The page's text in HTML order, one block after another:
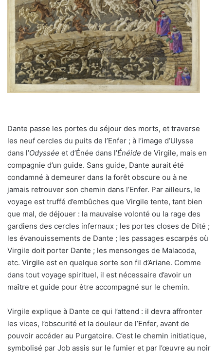
Dante passe les portes du séjour des morts, et traverse
les neuf cercles du puits de l’Enfer ; à l’image d’Ulysse
dans l’Odyssée et d’Énée dans l’Énéide de Virgile, mais en
compagnie d’un guide. Sans guide, Dante aurait été
condamné à demeurer dans la forêt obscure ou à ne
jamais retrouver son chemin dans l’Enfer. Par ailleurs, le
voyage est truffé d’embûches que Virgile tente, tant bien
que mal, de déjouer : la mauvaise volonté ou la rage des
gardiens des cercles infernaux ; les portes closes de Dité ;
les évanouissements de Dante ; les passages escarpés où
Virgile doit porter Dante ; les mensonges de Malacoda,
etc. Virgile est en quelque sorte son fil d’Ariane. Comme
dans tout voyage spirituel, il est nécessaire d’avoir un
maître et guide pour être accompagné sur le chemin.
Virgile explique à Dante ce qui l’attend : il devra affronter
les vices, l’obscurité et la douleur de l’Enfer, avant de
pouvoir accéder au Purgatoire. C’est le chemin initiatique,
symbolisé par Job assis sur le fumier et par l’œuvre au noir